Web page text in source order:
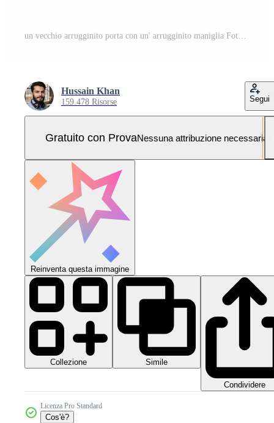
un vecchio arrugginito porta con un' arrugginito maniglia Foto Pro
Hussain Khan
159.478 Risorse Segui
Gratuito con ProvaNessuna attribuzione necessaria
Reinventa questa immagine
Collezione Simile
Condividere
Licenza Pro Standard
Cos'è?